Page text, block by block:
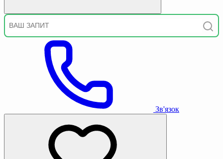
Зв'язок